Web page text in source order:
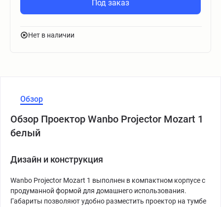
Под заказ
Нет в наличии
Обзор
Обзор Проектор Wanbo Projector Mozart 1
белый
Дизайн и конструкция
Wanbo Projector Mozart 1 выполнен в компактном корпусе с
продуманной формой для домашнего использования.
Габариты позволяют удобно разместить проектор на тумбе